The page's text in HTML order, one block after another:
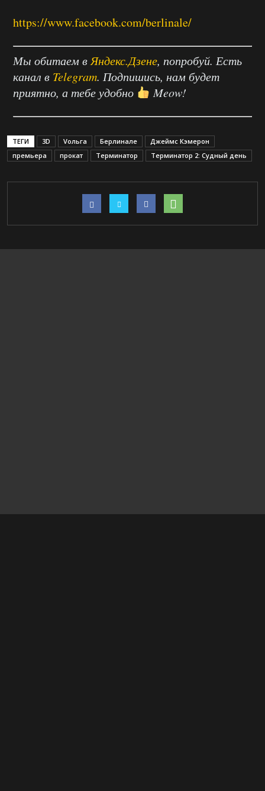
https://www.facebook.com/berlinale/
Мы обитаем в Яндекс.Дзене, попробуй. Есть
канал в Telegram. Подпишись, нам будет
приятно, а тебе удобно
Meow!
ТЕГИ 3D Vольга Берлинале
Джеймс Кэмерон
премьера
прокат Терминатор Терминатор 2: Судный день